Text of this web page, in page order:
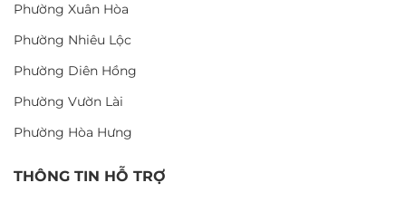
Phường Xuân Hòa
Phường Nhiêu Lộc
Phường Diên Hồng
Phường Vườn Lài
Phường Hòa Hưng
THÔNG TIN HỖ TRỢ